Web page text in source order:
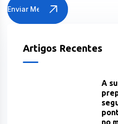
Enviar Mensagem
Artigos Recentes
A
no